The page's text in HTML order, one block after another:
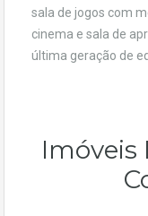
sala de jogos com
cinema e sala de
última geração de
Imóveis